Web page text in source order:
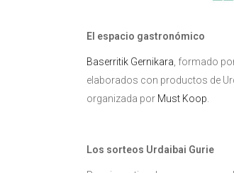
El espacio gastronómico
Baserritik Gernikara , formado
elaborados con productos de
organizada por Must Koop
Los sorteos Urdaibai Gurie